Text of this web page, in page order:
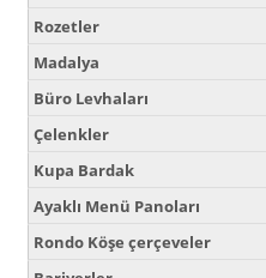
Rozetler
Madalya
Büro Levhaları
Çelenkler
Kupa Bardak
Ayaklı Menü Panoları
Rondo Köşe çerçeveler